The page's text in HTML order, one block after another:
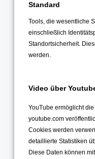
Mai 2023
April 2023
März 2023
Januar 2023
Dezember 2022
November 2022
Standard
Tools, die wesentliche
einschließlich
Standortsicherheit.
werden.
Video über
YouTube ermöglicht
youtube.com
Cookies werden
detaillierte Statistiken
Diese Daten können